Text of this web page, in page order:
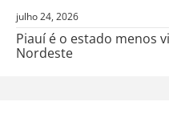
julho 24, 2026
Piauí é o estado menos
Nordeste